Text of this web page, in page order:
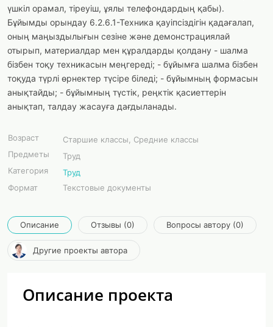
үшкіл орамал, тіреуіш, ұялы телефондардың қабы).
Бұйымды орындау 6.2.6.1-Техника қауіпсіздігін қадағалап,
оның маңыздылығын сезіне және демонстрациялай
отырып, материалдар мен құралдарды қолдану - шалма
бізбен тоқу техникасын меңгереді; - бұйымға шалма бізбен
тоқуда түрлі өрнектер түсіре біледі; - бұйымның формасын
анықтайды; - бұйымның түстік, реңктік қасиеттерін
анықтап, талдау жасауға дағдыланады.
Возраст
Старшие классы, Средние классы
Предметы
Труд
Категория
Труд
Формат
Текстовые документы
Описание Отзывы (0) Вопросы автору (0)
Другие проекты автора
Описание проекта